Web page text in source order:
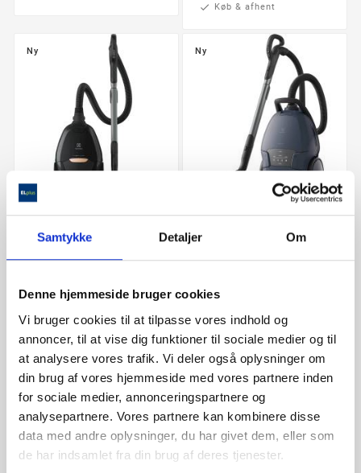
Samtykke Detaljer Om
Denne hjemmeside bruger cookies
Vi bruger cookies til at tilpasse vores indhold og
annoncer, til at vise dig funktioner til sociale medier og til
at analysere vores trafik. Vi deler også oplysninger om
din brug af vores hjemmeside med vores partnere inden
for sociale medier, annonceringspartnere og
analysepartnere. Vores partnere kan kombinere disse
data med andre oplysninger, du har givet dem, eller som
de har indsamlet fra din brug af deres tjenester.
check Køb & afhent
Ny

Electrolux Støvsuger
PD82-9BM
2.699,00 kr
check Få på lager
check Køb & afhent
Ny

3.299,00 kr
check Få på lager
check Køb & afhent